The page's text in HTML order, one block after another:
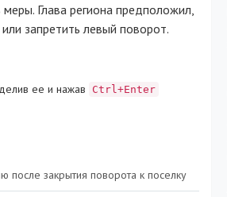
Глава региона предположил,
запретить левый поворот.
ее и нажав Ctrl+Enter
после закрытия поворота к поселку